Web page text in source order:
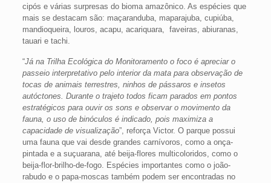
cipós e várias surpresas do bioma amazônico. As espécies que
mais se destacam são: maçaranduba, maparajuba, cupiúba,
mandioqueira, louros, acapu, acariquara, faveiras, abiuranas,
tauari e tachi.
“Já na Trilha Ecológica do Monitoramento o foco é apreciar o
passeio interpretativo pelo interior da mata para observação de
tocas de animais terrestres, ninhos de pássaros e insetos
autóctones. Durante o trajeto todos ficam parados em pontos
estratégicos para ouvir os sons e observar o movimento da
fauna, o uso de binóculos é indicado, pois maximiza a
capacidade de visualização”, reforça Victor. O parque possui
uma fauna que vai desde grandes carnívoros, como a onça-
pintada e a suçuarana, até beija-flores multicoloridos, como o
beija-flor-brilho-de-fogo. Espécies importantes como o joão-
rabudo e o papa-moscas também podem ser encontradas no